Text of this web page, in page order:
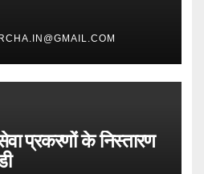
प्रकरणों के निस्तारण